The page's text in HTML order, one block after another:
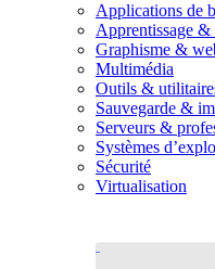
Applications de
Apprentissage
Graphisme &
Multimédia
Outils &
Sauvegarde &
Serveurs &
Systèmes
Sécurité
Virtualisation